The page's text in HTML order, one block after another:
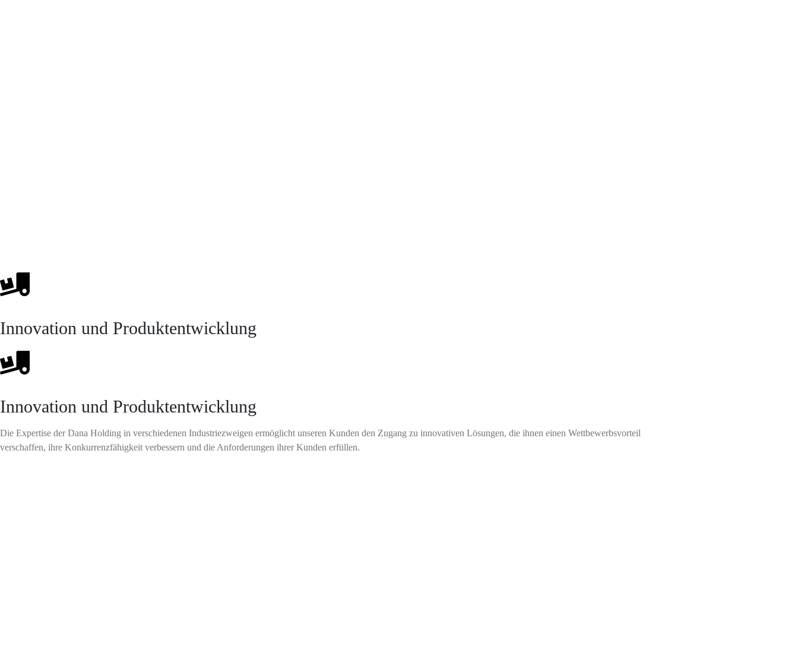
Innovation und Produktentwicklung
Innovation und Produktentwicklung
Die Expertise der Dana Holding in verschiedenen Industriezweigen ermöglicht unseren Kunden den Zugang zu innovativen Lösungen, die ihnen einen Wettbewerbsvorteil
verschaffen, ihre Konkurrenzfähigkeit verbessern und die Anforderungen ihrer Kunden erfüllen.